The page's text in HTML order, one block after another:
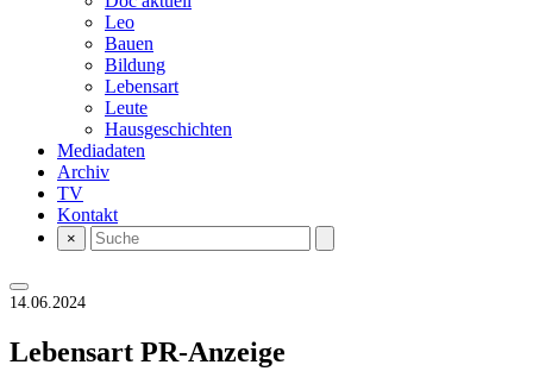
Leo
Bauen
Bildung
Lebensart
Leute
Hausgeschichten
Mediadaten
Archiv
TV
Kontakt
×
14.06.2024
Lebensart PR-Anzeige